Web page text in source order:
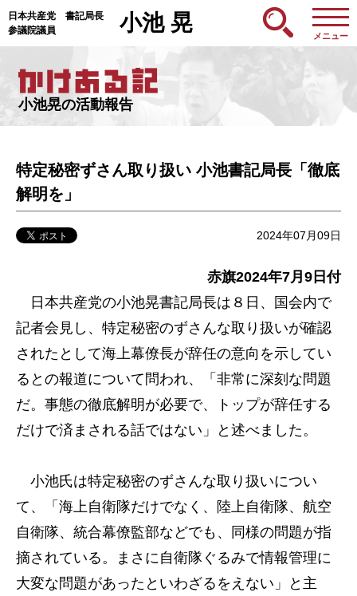
日本共産党 書記局長
参議院議員
小池 晃
メニュー
小池晃の活動報告
特定秘密ずさん取り扱い 小池書記局長「徹底
解明を」
2024年07月09日
赤旗2024年7月9日付
日本共産党の小池晃書記局長は８日、国会内で
記者会見し、特定秘密のずさんな取り扱いが確認
されたとして海上幕僚長が辞任の意向を示してい
るとの報道について問われ、「非常に深刻な問題
だ。事態の徹底解明が必要で、トップが辞任する
だけで済まされる話ではない」と述べました。
小池氏は特定秘密のずさんな取り扱いについ
て、「海上自衛隊だけでなく、陸上自衛隊、航空
自衛隊、統合幕僚監部などでも、同様の問題が指
摘されている。まさに自衛隊ぐるみで情報管理に
大変な問題があったといわざるをえない」と主